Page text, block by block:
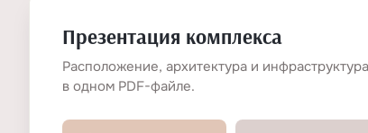
Презентация комплекса
Расположение, архитектура и
в одном PDF-файле.